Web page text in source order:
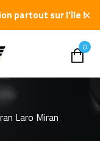
partout sur l'île !✕
0
Laro Miran